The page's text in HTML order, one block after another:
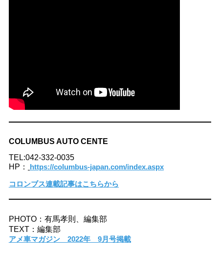
COLUMBUS AUTO CENTE
TEL:042-332-0035
HP：
https://columbus-japan.com/index.aspx
コロンブス連載記事はこちらから
PHOTO：有馬孝則、編集部
TEXT：編集部
アメ車マガジン 2022年 9月号掲載